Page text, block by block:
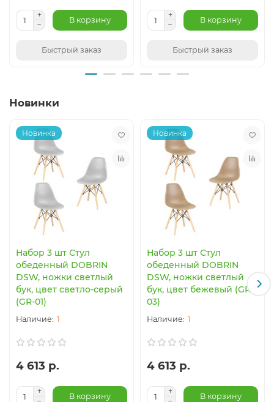
В корзину
Быстрый заказ
В корзину
Быстрый заказ
Новинки
Новинка
Набор 3 шт Стул
обеденный DOBRIN
DSW, ножки светлый
бук, цвет светло-серый
(GR-01)
1
4 613 р.
В корзину
Новинка
Набор 3 шт Стул
обеденный DOBRIN
DSW, ножки светлый
бук, цвет бежевый (GR-
03)
1
4 613 р.
В корзину